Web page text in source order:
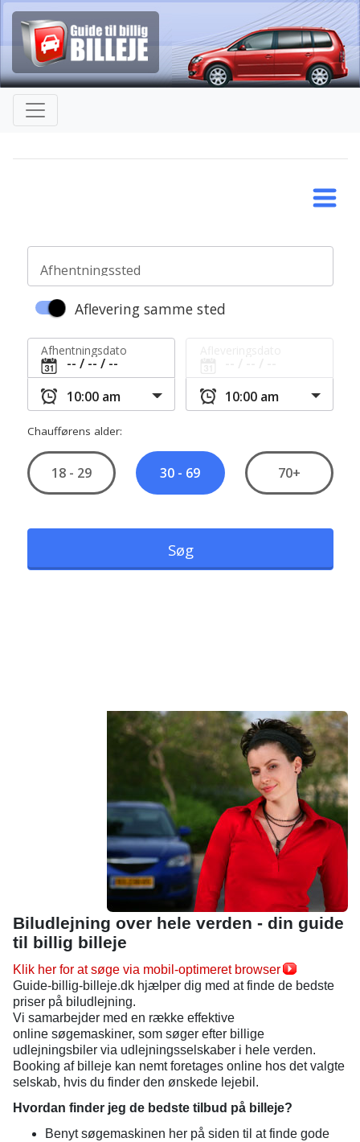
Biludlejning over hele verden - din guide
til billig billeje
Klik her for at søge via mobil-optimeret browser
Guide-billig-billeje.dk hjælper dig med at finde de bedste
priser på biludlejning.
Vi samarbejder med en række effektive
online søgemaskiner, som søger efter billige
udlejningsbiler via udlejningsselskaber i hele verden.
Booking af billeje kan nemt foretages online hos det valgte
selskab, hvis du finder den ønskede lejebil.
Hvordan finder jeg de bedste tilbud på billeje?
Benyt søgemaskinen her på siden til at finde gode